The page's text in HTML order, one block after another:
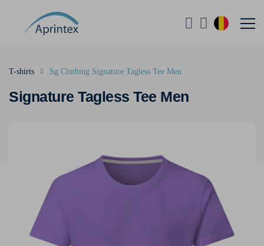
Signature Tagless Tee Men
T-shirts Sg Clothing Signature Tagless Tee Men